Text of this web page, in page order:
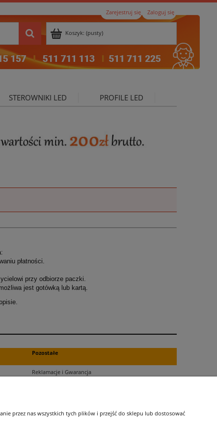
Zarejestruj się Zaloguj się
Koszyk: (pusty)
STEROWNIKI LED PROFILE LED
płatności.
przy odbiorze paczki.
jest gotówką lub kartą.
Pozostałe
Reklamacje i Gwarancja
przez nas wszystkich tych plików i przejść do sklepu lub dostosować